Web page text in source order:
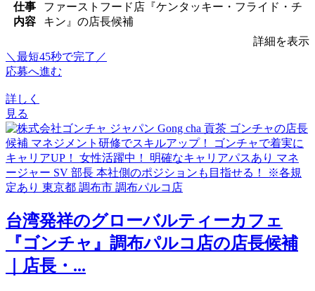
仕事
内容
ファーストフード店『ケンタッキー・フライド・チ
キン』の店長候補
詳細を表示
＼最短45秒で完了／
応募へ進む
詳しく
見る
台湾発祥のグローバルティーカフェ
『ゴンチャ』調布パルコ店の店長候補
｜店長・...